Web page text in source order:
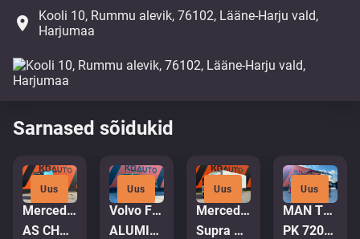
place
Kooli 10, Rummu alevik, 76102, Lääne-Harju vald,
Harjumaa
Sarnased sõidukid
Uus
Mercedes-Benz Actros 2653 6x2
AS CHASSI / GIGASPACE
Uus
Volvo FH16 750 8x4*4
ALUMINIUM TIPPER BODY / EURO5
Uus
Mercedes-Benz Antos 2543 6x2*4
Supra Mt / box L=8520 mm
Uus
MAN TGA 35.380 8x4
PK 72002 / EXPORT OUTSIDE EU ONLY!